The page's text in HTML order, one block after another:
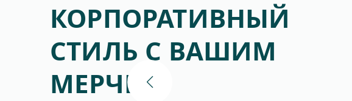
КОРПОРАТИВНЫЙ
СТИЛЬ С ВАШИМ
МЕРЧЕМ